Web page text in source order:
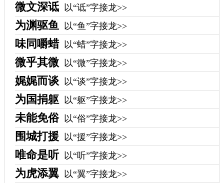
微文深诋 以“诋”字接龙>>
为渊驱鱼 以“鱼”字接龙>>
味同嚼蜡 以“蜡”字接龙>>
微乎其微 以“微”字接龙>>
娓娓而谈 以“谈”字接龙>>
为国捐躯 以“躯”字接龙>>
未能免俗 以“俗”字接龙>>
围城打援 以“援”字接龙>>
唯命是听 以“听”字接龙>>
为虎添翼 以“翼”字接龙>>